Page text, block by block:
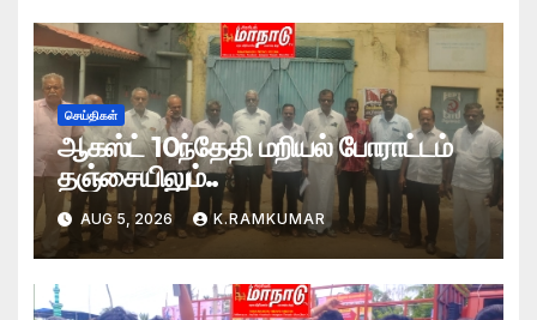
செய்திகள்
ஆகஸ்ட் 10ந்தேதி மறியல் போராட்டம்
தஞ்சையிலும்..
AUG 5, 2026 K.RAMKUMAR